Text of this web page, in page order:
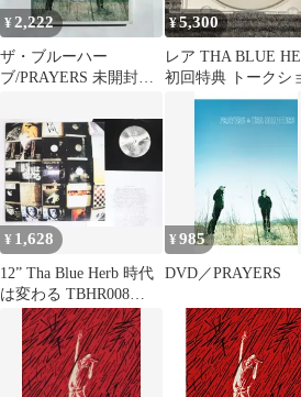
¥2,222
ザ・ブルーハー
ブ/PRAYERS 未開封
¥5,300
レア THA BLUE
初回特典 トークシ
DVDのみ
¥ 1,628
12” Tha Blue Herb 時代
は変わる TBHR008
BLUE HERB /00250
¥985
DVD／PRAYERS